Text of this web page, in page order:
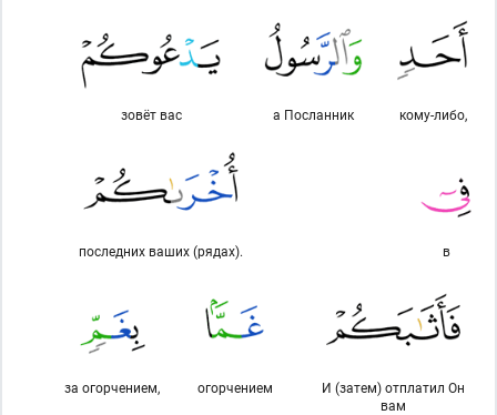
кому-либо,
а Посланник
зовёт вас
в
последних ваших (рядах).
И (затем) отплатил Он
вам
огорчением
за огорчением,